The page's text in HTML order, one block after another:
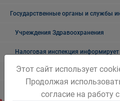
Государственные органы и службы
Учреждения Здравоохранения
Налоговая инспекция информирует
Прокуратура информирует
Этот сайт использует
Продолжая
согласие на работу